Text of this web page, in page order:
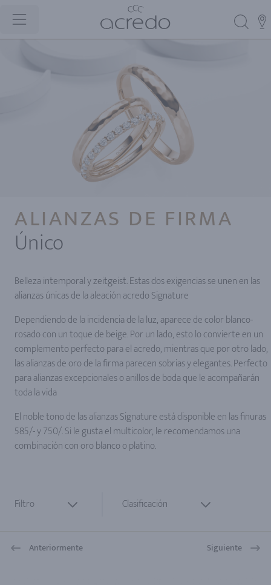
ALIANZAS DE FIRMA
Único
Belleza intemporal y zeitgeist. Estas dos exigencias se unen en las
alianzas únicas de la aleación acredo Signature
Dependiendo de la incidencia de la luz, aparece de color blanco-
rosado con un toque de beige. Por un lado, esto lo convierte en un
complemento perfecto para el acredo, mientras que por otro lado,
las alianzas de oro de la firma parecen sobrias y elegantes. Perfecto
para alianzas excepcionales o anillos de boda que le acompañarán
toda la vida
El noble tono de las alianzas Signature está disponible en las finuras
585/- y 750/. Si le gusta el multicolor, le recomendamos una
combinación con oro blanco o platino.
Filtro Clasificación
Anteriormente Siguiente